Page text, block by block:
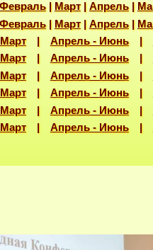
Февраль| Март|Апрель|
Февраль| Март|Апрель|
| Апрель - Июнь|
| Апрель - Июнь|
| Апрель - Июнь|
| Апрель - Июнь|
| Апрель - Июнь|
| Апрель - Июнь|